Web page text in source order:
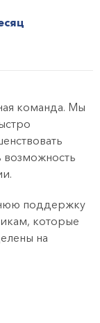
команда. Мы
возможность
поддержку
которые
на